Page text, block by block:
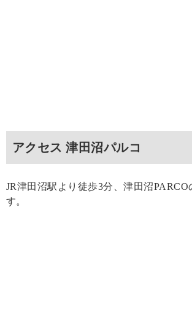
アクセス 津田沼パルコ
JR津田沼駅より徒歩3分、津田沼PARCO
す。